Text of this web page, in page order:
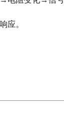
应。